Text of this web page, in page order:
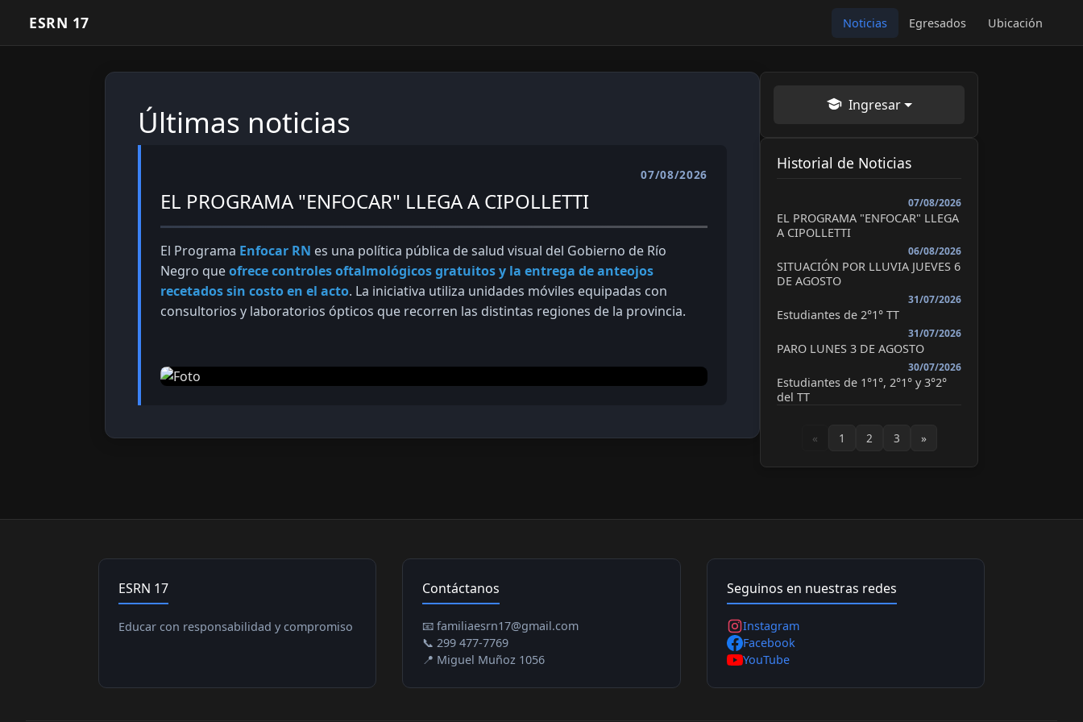
ESRN 17 Noticias Egresados Ubicación
Últimas noticias
07/08/2026
EL PROGRAMA "ENFOCAR" LLEGA A CIPOLLETTI
El Programa Enfocar RN es una política pública de salud visual del Gobierno de Río
Negro queofrece controles oftalmológicos gratuitos y la entrega de anteojos
recetados sin costo en el acto. La iniciativa utiliza unidades móviles equipadas con
consultorios y laboratorios ópticos que recorren las distintas regiones de la provincia.
Ingresar
Historial de Noticias
07/08/2026
EL PROGRAMA "ENFOCAR" LLEGA
A CIPOLLETTI
06/08/2026
SITUACIÓN POR LLUVIA JUEVES 6
DE AGOSTO
31/07/2026
Estudiantes de 2°1° TT
31/07/2026
PARO LUNES 3 DE AGOSTO
30/07/2026
Estudiantes de 1°1°, 2°1° y 3°2°
del TT
« 1 2 3 »
ESRN 17
Educar con responsabilidad y compromiso
Contáctanos
📧 familiaesrn17@gmail.com
📞 299 477-7769
📍 Miguel Muñoz 1056
Seguinos en nuestras redes
Instagram
Facebook
YouTube